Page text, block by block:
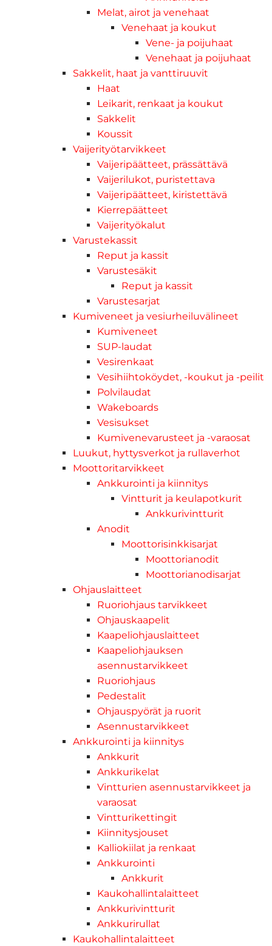
Melat, airot ja venehaat
Venehaat ja koukut
Vene- ja poijuhaat
Venehaat ja poijuhaat
Sakkelit, haat ja vanttiruuvit
Haat
Leikarit, renkaat ja koukut
Sakkelit
Koussit
Vaijerityötarvikkeet
Vaijeripäätteet, prässättävä
Vaijerilukot, puristettava
Vaijeripäätteet, kiristettävä
Kierrepäätteet
Vaijerityökalut
Varustekassit
Reput ja kassit
Varustesäkit
Reput ja kassit
Varustesarjat
Kumiveneet ja vesiurheiluvälineet
Kumiveneet
SUP-laudat
Vesirenkaat
Vesihiihtoköydet, -koukut ja -peilit
Polvilaudat
Wakeboards
Vesisukset
Kumivenevarusteet ja -varaosat
Luukut, hyttysverkot ja rullaverhot
Moottoritarvikkeet
Ankkurointi ja kiinnitys
Vintturit ja keulapotkurit
Ankkurivintturit
Anodit
Moottorisinkkisarjat
Moottorianodit
Moottorianodisarjat
Ohjauslaitteet
Ruoriohjaus tarvikkeet
Ohjauskaapelit
Kaapeliohjauslaitteet
Kaapeliohjauksen
asennustarvikkeet
Ruoriohjaus
Pedestalit
Ohjauspyörät ja ruorit
Asennustarvikkeet
Ankkurointi ja kiinnitys
Ankkurit
Ankkurikelat
Vintturien asennustarvikkeet ja
varaosat
Vintturikettingit
Kiinnitysjouset
Kalliokiilat ja renkaat
Ankkurointi
Ankkurit
Kaukohallintalaitteet
Ankkurivintturit
Ankkurirullat
Kaukohallintalaitteet